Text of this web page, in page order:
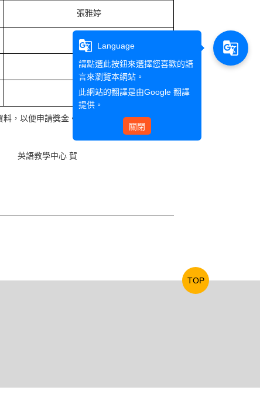
張雅婷
張雅婷
張宗德
黃小珍
，以便申請獎金。
英語教學中心 賀
TOP
g_translate
Language
請點選此按鈕來選擇您喜歡的語
言來瀏覽本網站。
此網站的翻譯是由Google 翻譯
提供。
關閉
g_translate